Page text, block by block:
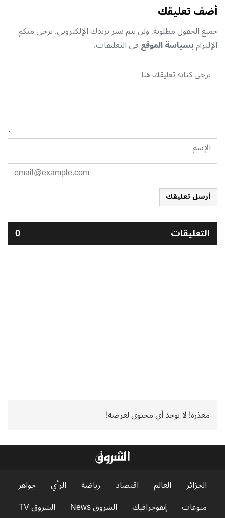
أضف تعليقك
جميع الحقول مطلوبة, ولن يتم نشر بريدك الإلكتروني. يرجى منكم
الإلتزامبسياسة الموقعفي التعليقات.
أرسل تعليقك
التعليقات 0
معذرة! لا يوجد أي محتوى لعرضه!
الجزائر العالم اقتصاد رياضة الرأي
جواهر
منوعات
إنفوجرافيك الشروق News الشروق TV